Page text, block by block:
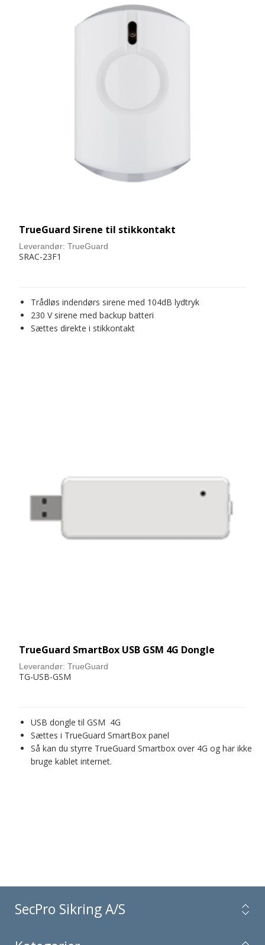
TrueGuard Sirene til stikkontakt
Leverandør: TrueGuard
SRAC-23F1
Trådløs indendørs sirene med 104dB lydtryk
230 V sirene med backup batteri
Sættes direkte i stikkontakt
TrueGuard SmartBox USB GSM 4G Dongle
Leverandør: TrueGuard
TG-USB-GSM
USB dongle til GSM 4G
Sættes i TrueGuard SmartBox panel
Så kan du styrre TrueGuard Smartbox over 4G og har ikke
bruge kablet internet.
SecPro Sikring A/S